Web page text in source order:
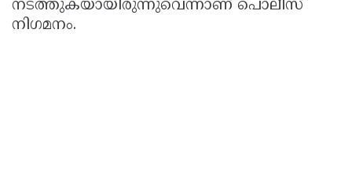
നടത്തുകയായിരുന്നുവെന്നാണ് പൊലീസ്
നിഗമനം.